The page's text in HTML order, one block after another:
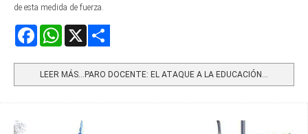
de esta medida de fuerza.
FacebookWhatsApp
LEER MÁS…PARO DOCENTE: EL ATAQUE A LA EDUCACIÓN...